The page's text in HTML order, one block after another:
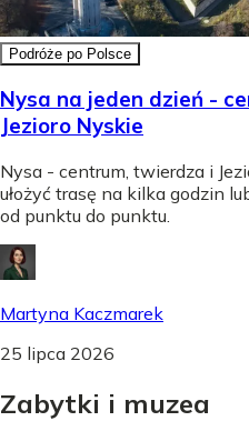
Podróże po Polsce
Nysa na jeden dzień -
Jezioro Nyskie
Nysa - centrum, twierdza i
ułożyć trasę na kilka godzin
od punktu do punktu.
Martyna Kaczmarek
25 lipca 2026
Zabytki i muzea